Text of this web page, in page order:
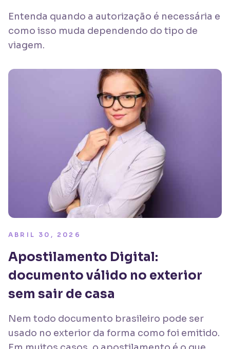
Entenda quando a autorização é necessária e
como isso muda dependendo do tipo de
viagem.
ABRIL 30, 2026
Apostilamento Digital:
documento válido no exterior
sem sair de casa
Nem todo documento brasileiro pode ser
usado no exterior da forma como foi emitido.